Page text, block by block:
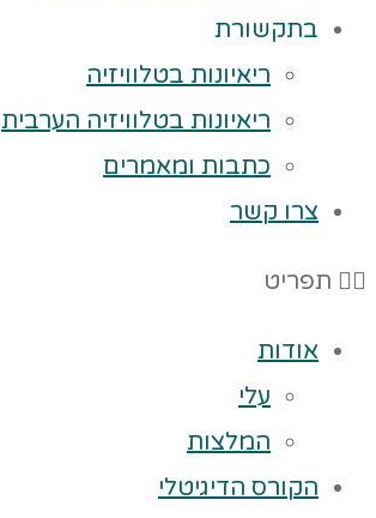
בתקשורת
ריאיונות בטלוויזיה
ריאיונות בטלוויזיה הערבית
כתבות ומאמרים
צרו קשר
תפריט
אודות
עלי
המלצות
הקורס הדיגיטלי